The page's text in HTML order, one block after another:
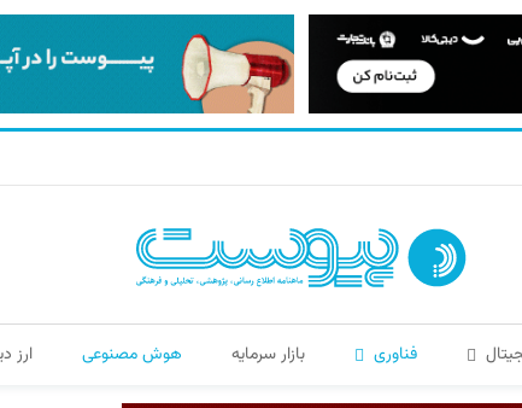
فناوری بازار سرمایه هوش مصنوعی ارز